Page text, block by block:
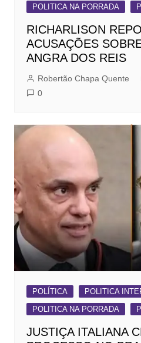
POLITICA NA PORRADA
RICHARLISON
ACUSAÇÕES
ANGRA DOS REIS
Robertão Chapa Quente
0
POLÍTICA
POLITICA
POLITICA NA PORRADA
JUSTIÇA ITALIANA